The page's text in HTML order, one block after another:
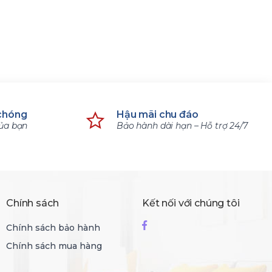
bạn
Hậu mãi chu đáo
Bảo hành dài hạn – Hỗ trợ 24/7
Chính sách
Chính sách bảo hành
Chính sách mua hàng
Kết nối với chúng tôi